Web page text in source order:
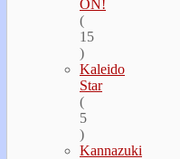
ON!
(
15
)
Kaleido
Star
(
5
)
Kannazuki